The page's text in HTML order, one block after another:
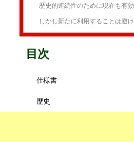
歴史的連続性のために現在も有
しかし新たに利用することは避
目次
仕様書
歴史